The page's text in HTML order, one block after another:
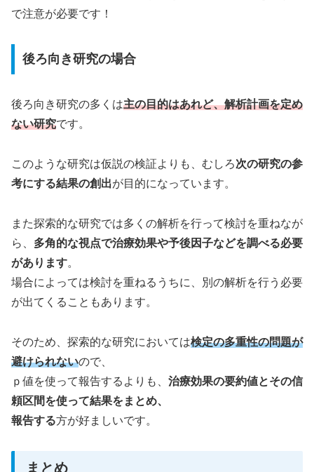
で注意が必要です！
後ろ向き研究の場合
後ろ向き研究の多くは主の目的はあれど、解析計画を定め
ない研究です。
このような研究は仮説の検証よりも、むしろ次の研究の参
考にする結果の創出が目的になっています。
また探索的な研究では多くの解析を行って検討を重ねなが
ら、 多角的な視点で治療効果や予後因子などを調べる必要
があります。
場合によっては検討を重ねるうちに、別の解析を行う必要
が出てくることもあります。
そのため、探索的な研究においては検定の多重性の問題が
避けられないので、
ｐ値を使って報告するよりも、 治療効果の要約値とその信
頼区間を使って結果をまとめ、
報告する方が好ましいです。
まとめ